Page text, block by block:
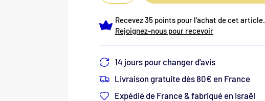
Recevez 35 points pour l'achat de cet article.
Rejoignez-nous pour recevoir
14 jours pour changer d'avis
Livraison gratuite dès 80€ en France
Expédié de France & fabriqué en Israël